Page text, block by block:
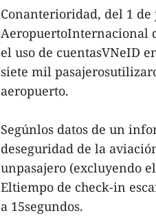
Conanterioridad, del 1 de
AeropuertoInternacional
el uso de cuentasVNeID
siete mil
aeropuerto.
Segúnlos datos de un
deseguridad de la
unpasajero (excluyendo
Eltiempo de check-in
a 15segundos.